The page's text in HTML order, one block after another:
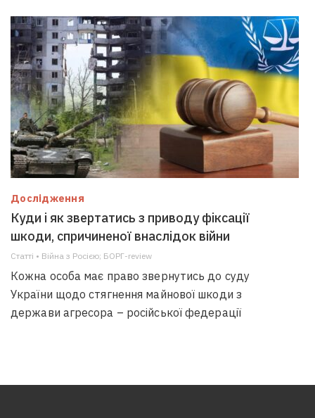
Дослідження
Куди і як звертатись з приводу фіксації
шкоди, спричиненої внаслідок війни
Статті • Війна з Росією; БОРГ-review
Кожна особа має право звернутись до суду
України щодо стягнення майнової шкоди з
держави агресора – російської федерації